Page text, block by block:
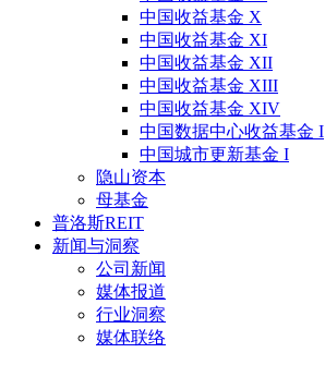
中国收益基金 X
中国收益基金 XI
中国收益基金 XII
中国收益基金 XIII
中国收益基金 XIV
中国数据中心收益基金 I
中国城市更新基金 I
隐山资本
母基金
普洛斯REIT
新闻与洞察
公司新闻
媒体报道
行业洞察
媒体联络